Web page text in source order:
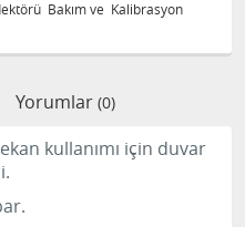
Bakım ve Kalibrasyon
Yorumlar (0)
kullanımı için duvar